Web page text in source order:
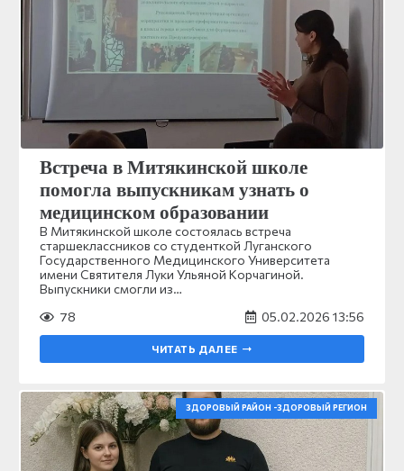
Встреча в Митякинской школе
помогла выпускникам узнать о
медицинском образовании
В Митякинской школе состоялась встреча
старшеклассников со студенткой Луганского
Государственного Медицинского Университета
имени Святителя Луки Ульяной Корчагиной.
Выпускники смогли из…
78
05.02.2026 13:56
ЧИТАТЬ ДАЛЕЕ
ЗДОРОВЫЙ РАЙОН -ЗДОРОВЫЙ РЕГИОН